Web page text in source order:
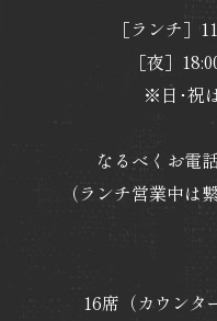
［ランチ］
［夜］
※日･祝
なるべくお電
（ランチ営業中は
16席（カウンタ